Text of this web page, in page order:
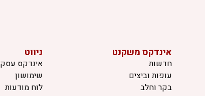
אינדקס משקנט
חדשות
עופות וביצים
בקר וחלב
ניווט
אינדקס
שימושון
לוח מודעות